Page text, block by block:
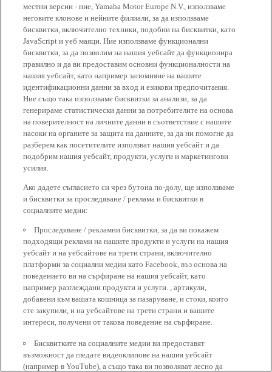
местни версии - ние, Yamaha Motor Europe N.V., използваме
неговите клонове и нейните филиали, за да използваме
бисквитки, включително техники, подобни на бисквитки, като
JavaScript и уеб маяци. Ние използваме функционални
бисквитки, за да позволим на нашия уебсайт да функционира
правилно и да ви предоставим основни функционалности на
нашия уебсайт, като например запомняне на вашите
идентификационни данни за вход и езикови предпочитания.
Ние също така използваме бисквитки за анализи, за да
генерираме статистически данни за потребителите на основа
на поверителност на личните данни в съответствие с нашите
насоки на органите за защита на данните, за да ни помогне да
разберем как посетителите използват нашия уебсайт и да
подобрим нашия уебсайт, продукти, услуги и маркетингови
усилия.
Ако дадете съгласието си чрез бутона по-долу, ще използваме
и бисквитки за проследяване / реклама и бисквитки в
социалните медии:
Проследяване / рекламни бисквитки, за да ви покажем
подходящи реклами на нашите продукти и услуги на нашия
уебсайт и на уебсайтове на трети страни, включително
платформи за социални медии като Facebook, въз основа на
поведението ви на сърфиране на нашия уебсайт, като
например разглеждани продукти и услуги. , артикули,
добавени към вашата кошница за пазаруване, и стоки, които
сте закупили, и на уебсайтове на трети страни и вашите
интереси, получени от такова поведение на сърфиране.
Бисквитките на социалните медии ви предоставят
възможност да гледате видеоклипове на нашия уебсайт
(например в YouTube), а също така ви позволяват лесно да